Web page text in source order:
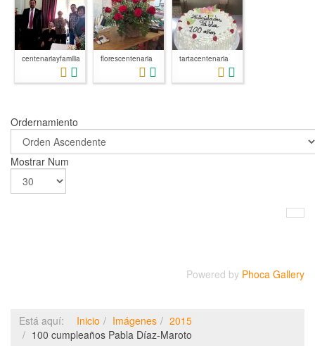
centenariayfamilia florescentenaria tartacentenaria
Ordernamiento
Mostrar Num
Powered by Phoca Gallery
Está aquí: Inicio Imágenes
2015
100 cumpleaños Pabla Díaz-Maroto